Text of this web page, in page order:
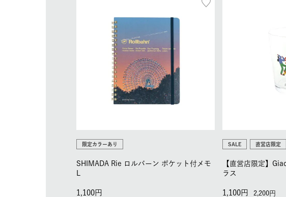
限定カラーあり
SHIMADA Rie ロルバーン ポケット付メモ
1,100
SALE 直営店限定
【直営店限定】
ラス
2,200
1,100